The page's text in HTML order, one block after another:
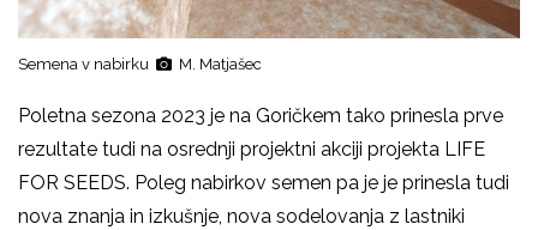
Semena v nabirku M. Matjašec
Poletna sezona 2023 je na Goričkem tako prinesla prve
rezultate tudi na osrednji projektni akciji projekta LIFE
FOR SEEDS. Poleg nabirkov semen pa je je prinesla tudi
nova znanja in izkušnje, nova sodelovanja z lastniki